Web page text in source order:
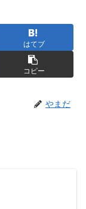
はてブ
コピー
やまだ